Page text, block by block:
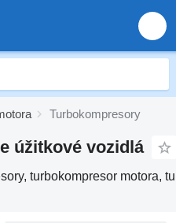
Turbokompresory
úžitkové vozidlá
turbokompresor motora,